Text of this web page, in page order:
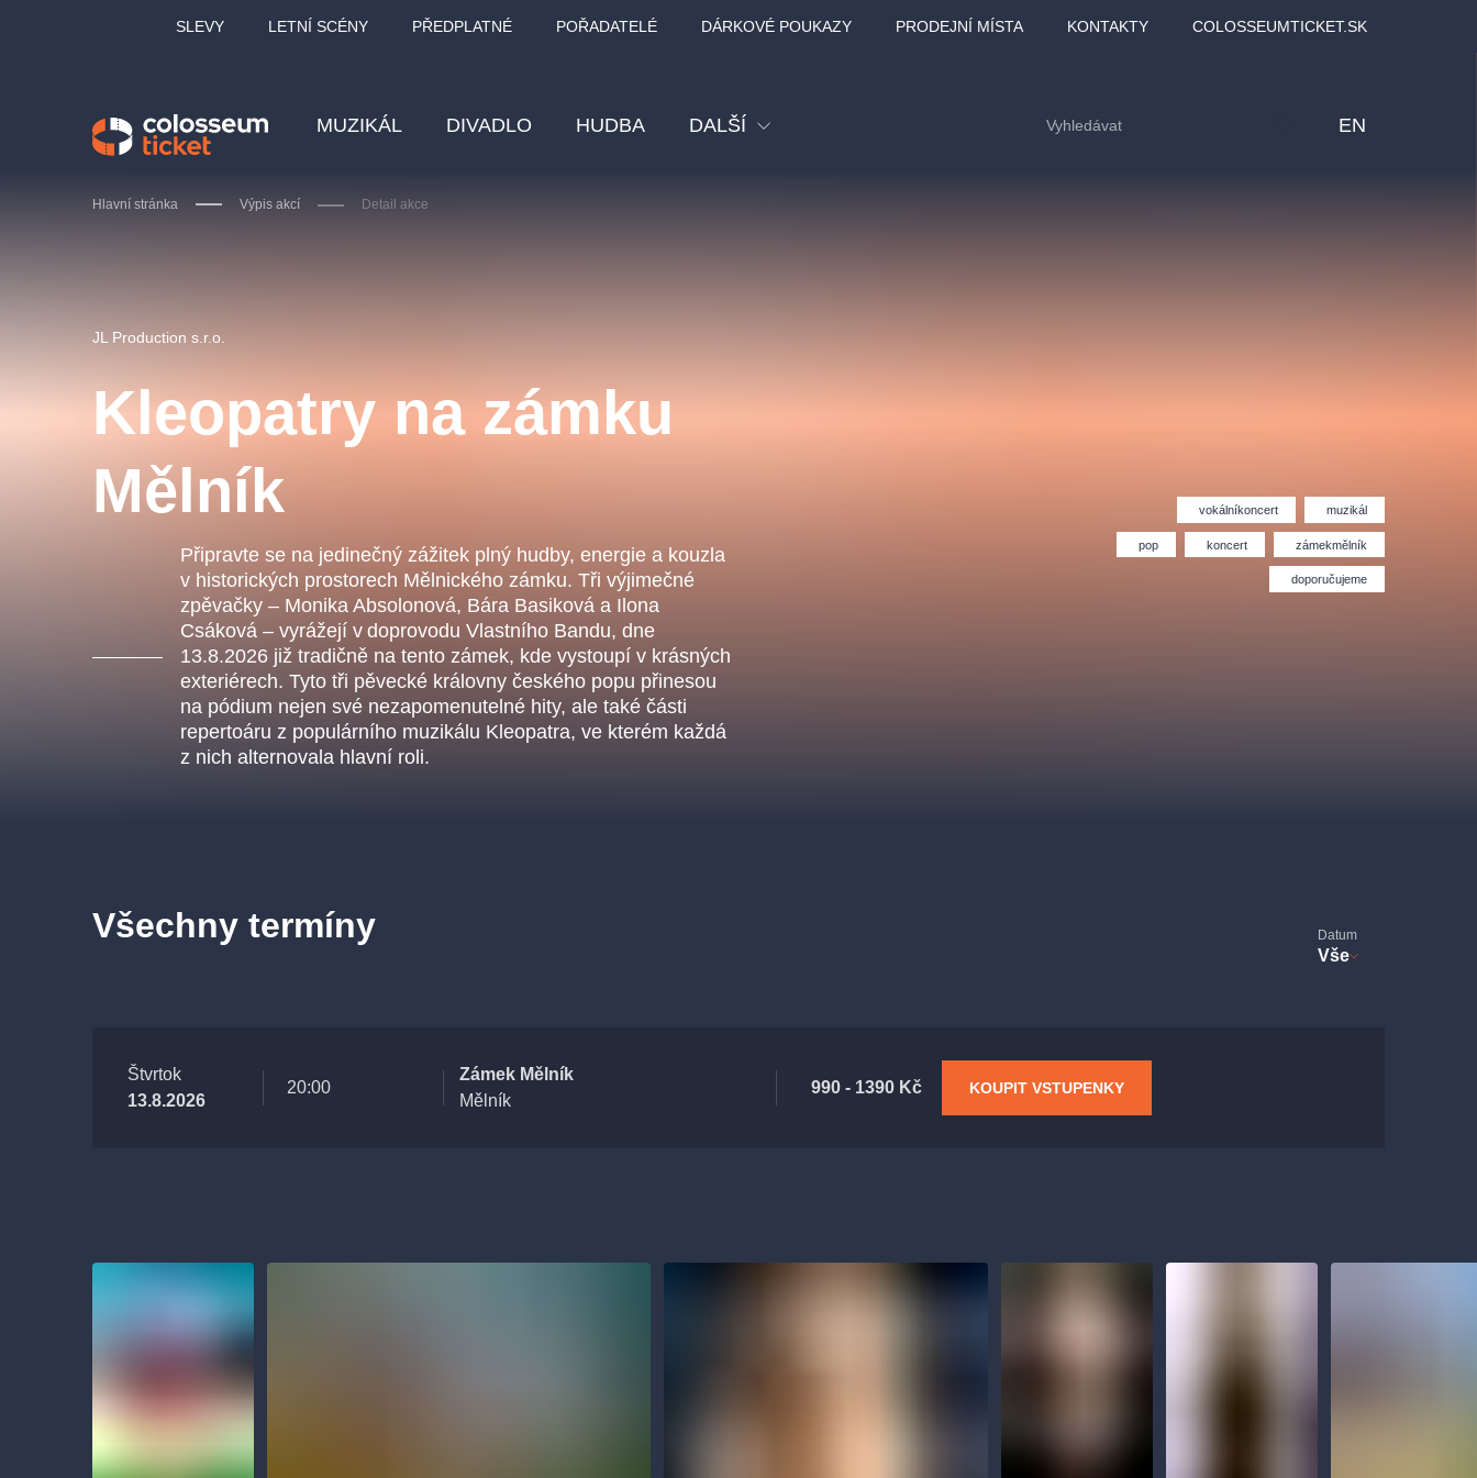
SLEVY LETNÍ SCÉNY PŘEDPLATNÉ POŘADATELÉ DÁRKOVÉ POUKAZY PRODEJNÍ MÍSTA KONTAKTY COLOSSEUMTICKET.SK
MUZIKÁL DIVADLO HUDBA DALŠÍ EN
Hlavní stránka Výpis akcí Detail akce
JL Production s.r.o.
Kleopatry na zámku
Mělník
Připravte se na jedinečný zážitek plný hudby, energie a kouzla
v historických prostorech Mělnického zámku. Tři výjimečné
zpěvačky – Monika Absolonová, Bára Basiková a Ilona
Csáková – vyrážejí v doprovodu Vlastního Bandu, dne
13.8.2026 již tradičně na tento zámek, kde vystoupí v krásných
exteriérech. Tyto tři pěvecké královny českého popu přinesou
na pódium nejen své nezapomenutelné hity, ale také části
repertoáru z populárního muzikálu Kleopatra, ve kterém každá
z nich alternovala hlavní roli.
vokálníkoncert muzikál
pop koncert zámekmělník
doporučujeme
Všechny termíny Datum
Vše
Štvrtok
13.8.2026
20:00
Zámek Mělník
Mělník
990 - 1390 Kč KOUPIT VSTUPENKY
2026
Agentura 44, s.r.o.
Divadlo Hybernia
Filmový orchestr Praha
(FOP)
Ostatní hledají
muzikálypraha
Nejnavštěvovanější